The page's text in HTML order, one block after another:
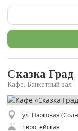
Сказка Град
Кафе, Банкетный зал
ул. Парковая
Европейская